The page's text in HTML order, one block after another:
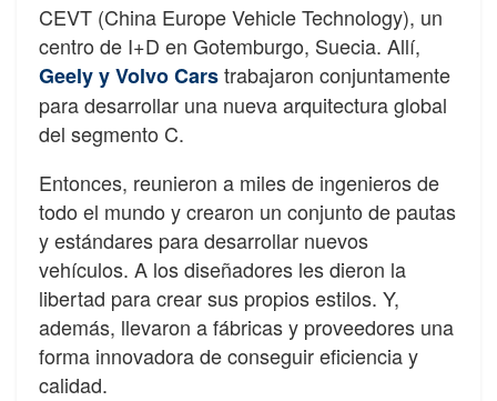
CEVT (China Europe Vehicle Technology), un
centro de I+D en Gotemburgo, Suecia. Allí,
Geely y Volvo Carstrabajaron conjuntamente
para desarrollar una nueva arquitectura global
del segmento C.
Entonces, reunieron a miles de ingenieros de
todo el mundo y crearon un conjunto de pautas
y estándares para desarrollar nuevos
vehículos. A los diseñadores les dieron la
libertad para crear sus propios estilos. Y,
además, llevaron a fábricas y proveedores una
forma innovadora de conseguir eficiencia y
calidad.